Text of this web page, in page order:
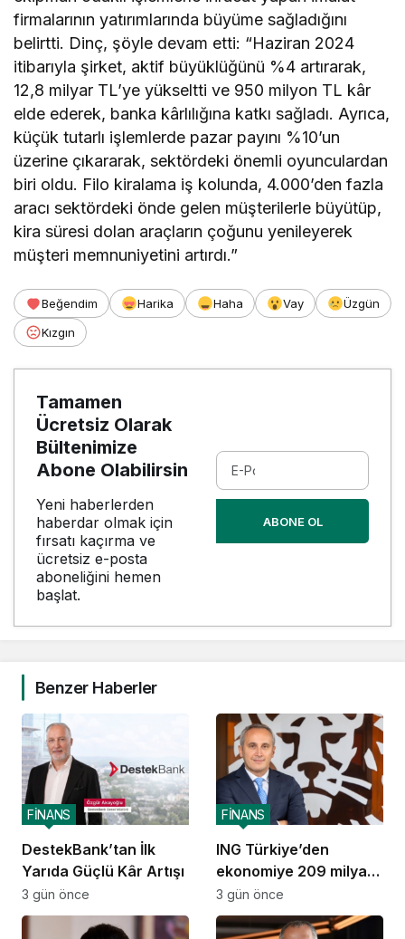
firmalarının yatırımlarında büyüme sağladığını
belirtti. Dinç, şöyle devam etti: “Haziran 2024
itibarıyla şirket, aktif büyüklüğünü %4 artırarak,
12,8 milyar TL’ye yükseltti ve 950 milyon TL kâr
elde ederek, banka kârlılığına katkı sağladı. Ayrıca,
küçük tutarlı işlemlerde pazar payını %10’un
üzerine çıkararak, sektördeki önemli oyunculardan
biri oldu. Filo kiralama iş kolunda, 4.000’den fazla
aracı sektördeki önde gelen müşterilerle büyütüp,
kira süresi dolan araçların çoğunu yenileyerek
müşteri memnuniyetini artırdı.”
Beğendim Harika Haha Vay
Üzgün
Kızgın
Tamamen
Ücretsiz Olarak
Bültenimize
Abone Olabilirsin
Yeni haberlerden
haberdar olmak için
fırsatı kaçırma ve
ücretsiz e-posta
aboneliğini hemen
başlat.
ABONE OL
Benzer Haberler
DestekBank’tan İlk
Yarıda Güçlü Kâr Artışı
FİNANS
3 gün önce
ING Türkiye’den
ekonomiye 209 milyar
TL destek
FİNANS
3 gün önce